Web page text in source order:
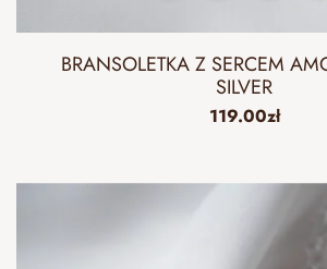
BRANSOLETKA Z SERCEM
SILVER
119.00zł